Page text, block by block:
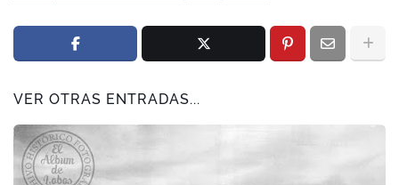
VER OTRAS ENTRADAS...